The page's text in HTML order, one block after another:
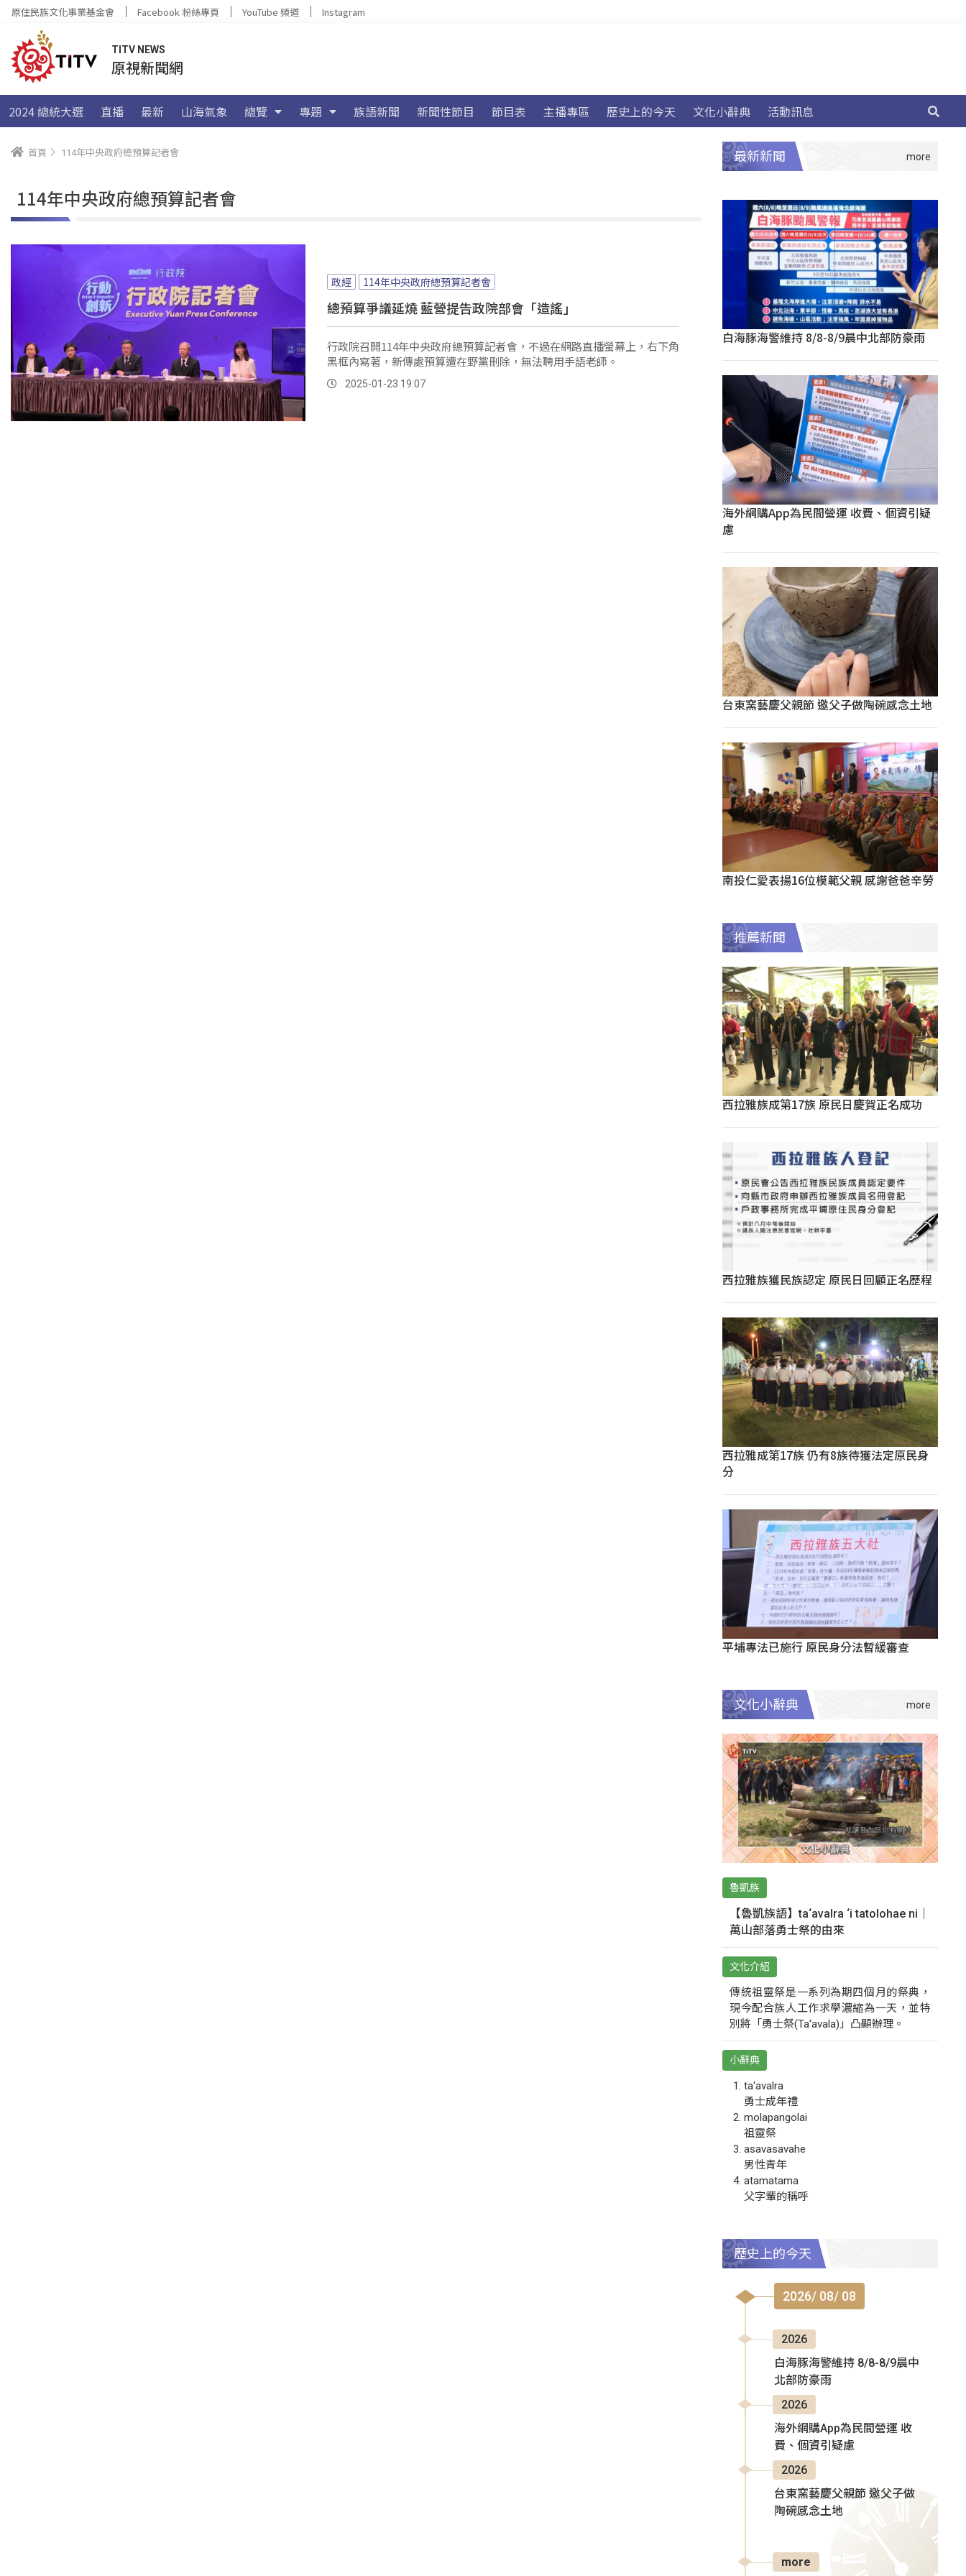
原住民族文化事業基金會 Facebook 粉絲專頁 YouTube 頻道 Instagram
TITV NEWS
原視新聞網
2024 總統大選 直播 最新 山海氣象 總覽 專題 族語新聞 新聞性節目 節目表 主播專區 歷史上的今天 文化小辭典 活動訊息
首頁 114年中央政府總預算記者會
114年中央政府總預算記者會
政經 114年中央政府總預算記者會
總預算爭議延燒 藍營提告政院部會「造謠」
行政院召開114年中央政府總預算記者會，不過在網路直播螢幕上，右下角
黑框內寫著，新傳處預算遭在野黨刪除，無法聘用手語老師。
2025-01-23 19:07
最新新聞
白海豚海警維持 8/8-8/9晨中北部防豪雨
海外網購App為民間營運 收費、個資引疑
慮
台東窯藝慶父親節 邀父子做陶碗感念土地
南投仁愛表揚16位模範父親 感謝爸爸辛勞
推薦新聞
西拉雅族成第17族 原民日慶賀正名成功
西拉雅族獲民族認定 原民日回顧正名歷程
西拉雅成第17族 仍有8族待獲法定原民身
分
平埔專法已施行 原民身分法暫緩審查
文化小辭典
魯凱族
【魯凱族語】ta‘avalra ‘i tatolohae ni｜
萬山部落勇士祭的由來
文化介紹
傳統祖靈祭是一系列為期四個月的祭典，
現今配合族人工作求學濃縮為一天，並特
別將「勇士祭(Ta‘avala)」凸顯辦理。
小辭典
ta‘avalra
勇士成年禮
molapangolai
祖靈祭
asavasavahe
男性青年
atamatama
父字輩的稱呼
歷史上的今天
2026/ 08/ 08
2026
白海豚海警維持 8/8-8/9晨中
北部防豪雨
2026
海外網購App為民間營運 收
費、個資引疑慮
2026
台東窯藝慶父親節 邀父子做
陶碗感念土地
more